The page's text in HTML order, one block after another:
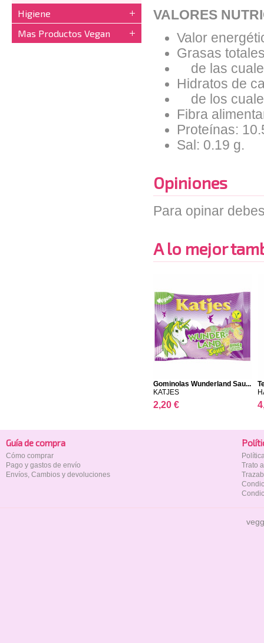
Higiene
Mas Productos Vegan
VALORES
Valor
Grasas
de las
Hidratos de
de los
Fibra
Proteínas:
Sal: 0.19 g.
Opiniones
Para opinar
A lo mejor
Gominolas Wunderland Sau...
KATJES
2,20 €
Guía de compra
Cómo comprar
Pago y gastos de envío
Envíos, Cambios y devoluciones
Trato